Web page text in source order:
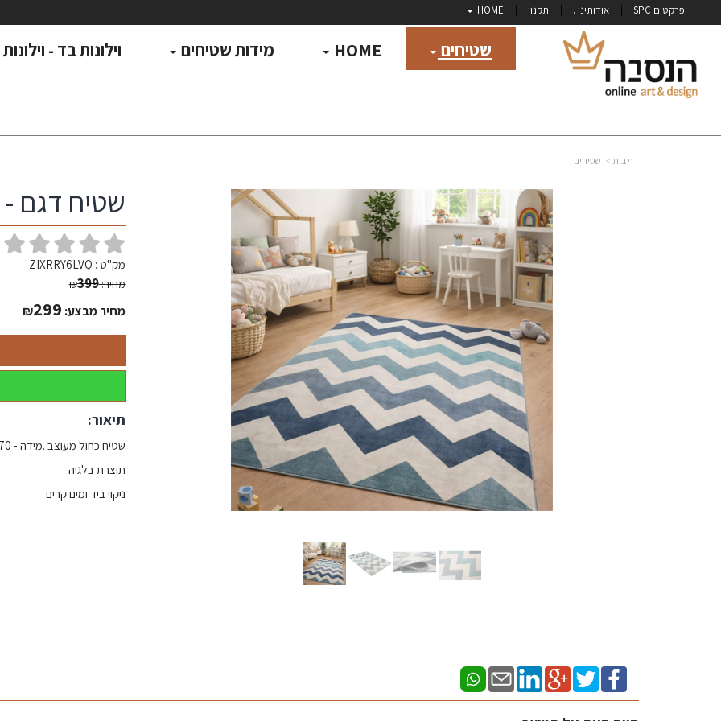
פרקטים SPC אודותינו . תקנון HOME
שטיחים HOME מידות שטיחים וילונות בד -
דף בית שטיחים
שטיח דגם - 07kids
מק"ט : ZIXRRY6LVQ
מחיר: ₪399
מחיר מבצע: ₪299
תיאור:
שטיח כחול מעוצב .מידה - 170*120
תוצרת בלגיה
ניקוי ביד ומים קרים